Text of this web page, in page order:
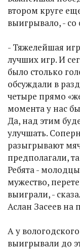
втором круге
выигрывало, - со
- Тяжелейшая
лучших игр. И
было столько
обсуждали в
четыре прямо
момента у нас
Да, над этим
улучшать.
разыгрывают
предполагали,
Ребята -
мужество,
выиграли, -
Аслан Засеев на
А у
выигрывали до